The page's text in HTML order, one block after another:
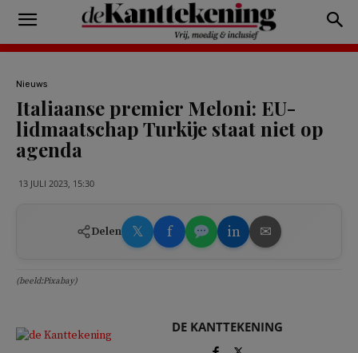
Nieuws
Italiaanse premier Meloni: EU-
lidmaatschap Turkije staat niet op
agenda
13 JULI 2023, 15:30
Delen 𝕏 f in ✉
(beeld:Pixabay)
DE KANTTEKENING